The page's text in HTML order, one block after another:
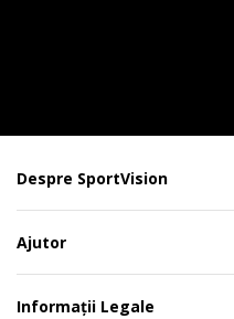
Despre SportVision
Ajutor
Informații Legale